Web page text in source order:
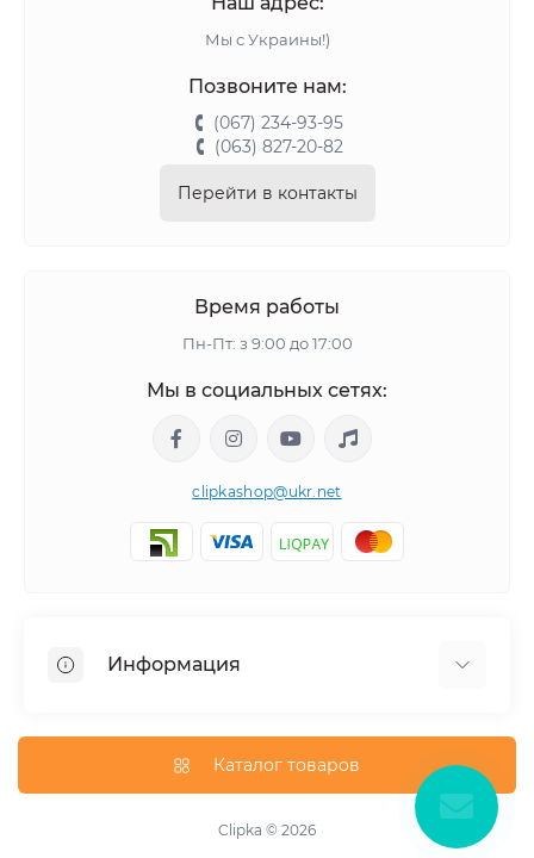
Мы с Украины!)
Позвоните нам:
(067) 234-93-95
(063) 827-20-82
Перейти в контакты
Время работы
Пн-Пт: з 9:00 до 17:00
Мы в социальных сетях:
clipkashop@ukr.net
Информация
Контакты
Каталог товаров
Clipka © 2026